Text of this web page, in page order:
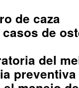
de caza
de
del